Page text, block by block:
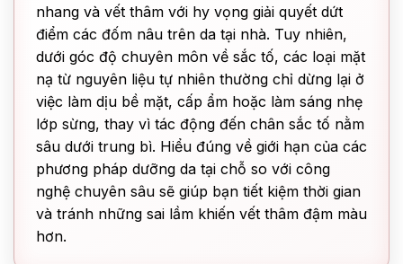
nhang và vết thâm với hy vọng giải quyết dứt
điểm các đốm nâu trên da tại nhà. Tuy nhiên,
dưới góc độ chuyên môn về sắc tố, các loại mặt
nạ từ nguyên liệu tự nhiên thường chỉ dừng lại ở
việc làm dịu bề mặt, cấp ẩm hoặc làm sáng nhẹ
lớp sừng, thay vì tác động đến chân sắc tố nằm
sâu dưới trung bì. Hiểu đúng về giới hạn của các
phương pháp dưỡng da tại chỗ so với công
nghệ chuyên sâu sẽ giúp bạn tiết kiệm thời gian
và tránh những sai lầm khiến vết thâm đậm màu
hơn.